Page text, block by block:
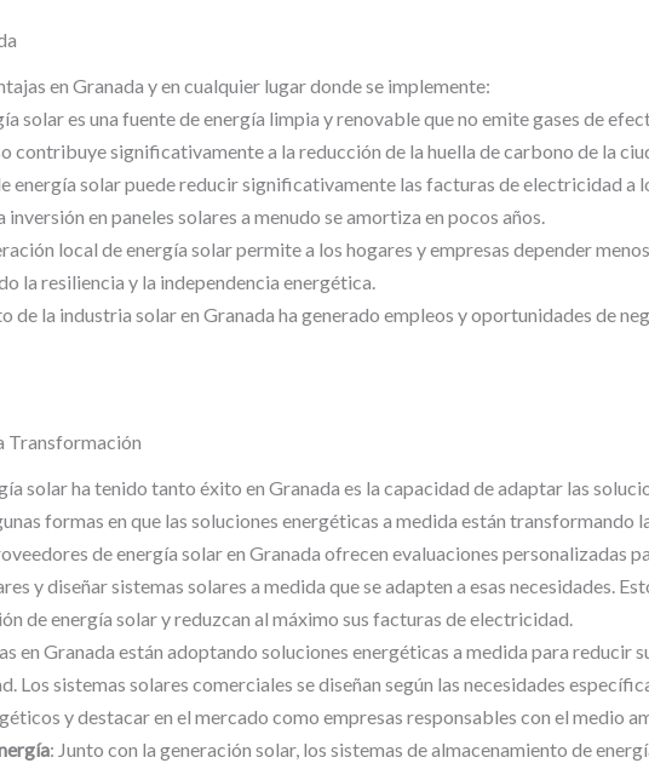
en Granada y en cualquier lugar donde se implemente:
solar es una fuente de energía limpia y renovable que no emite gases de
contribuye significativamente a la reducción de la huella de carbono de la
energía solar puede reducir significativamente las facturas de electricidad a
en paneles solares a menudo se amortiza en pocos años.
local de energía solar permite a los hogares y empresas depender
la resiliencia y la independencia energética.
de la industria solar en Granada ha generado empleos y oportunidades de
Transformación
solar ha tenido tanto éxito en Granada es la capacidad de adaptar las
formas en que las soluciones energéticas a medida están transformando
de energía solar en Granada ofrecen evaluaciones personalizadas
y diseñar sistemas solares a medida que se adapten a esas necesidades.
de energía solar y reduzcan al máximo sus facturas de electricidad.
en Granada están adoptando soluciones energéticas a medida para reducir
Los sistemas solares comerciales se diseñan según las necesidades
y destacar en el mercado como empresas responsables con el medio
: Junto con la generación solar, los sistemas de almacenamiento de